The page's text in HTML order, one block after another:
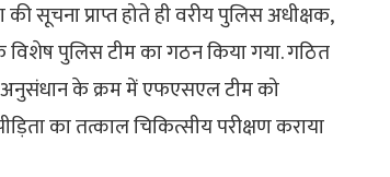
सूचना प्राप्त होते ही वरीय पुलिस अधीक्षक,
पुलिस टीम का गठन किया गया. गठित
अनुसंधान के क्रम में एफएसएल टीम को
का तत्काल चिकित्सीय परीक्षण कराया